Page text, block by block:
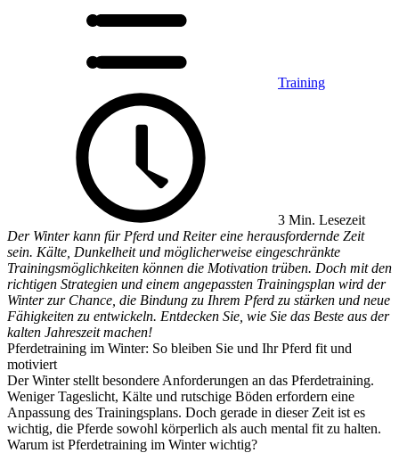
Training
3 Min. Lesezeit
Der Winter kann für Pferd und Reiter eine herausfordernde Zeit
sein. Kälte, Dunkelheit und möglicherweise eingeschränkte
Trainingsmöglichkeiten können die Motivation trüben. Doch mit den
richtigen Strategien und einem angepassten Trainingsplan wird der
Winter zur Chance, die Bindung zu Ihrem Pferd zu stärken und neue
Fähigkeiten zu entwickeln. Entdecken Sie, wie Sie das Beste aus der
kalten Jahreszeit machen!
Pferdetraining im Winter: So bleiben Sie und Ihr Pferd fit und
motiviert
Der Winter stellt besondere Anforderungen an das Pferdetraining.
Weniger Tageslicht, Kälte und rutschige Böden erfordern eine
Anpassung des Trainingsplans. Doch gerade in dieser Zeit ist es
wichtig, die Pferde sowohl körperlich als auch mental fit zu halten.
Warum ist Pferdetraining im Winter wichtig?